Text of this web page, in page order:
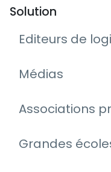
Solution
Editeurs de
Médias
Associations
Grandes